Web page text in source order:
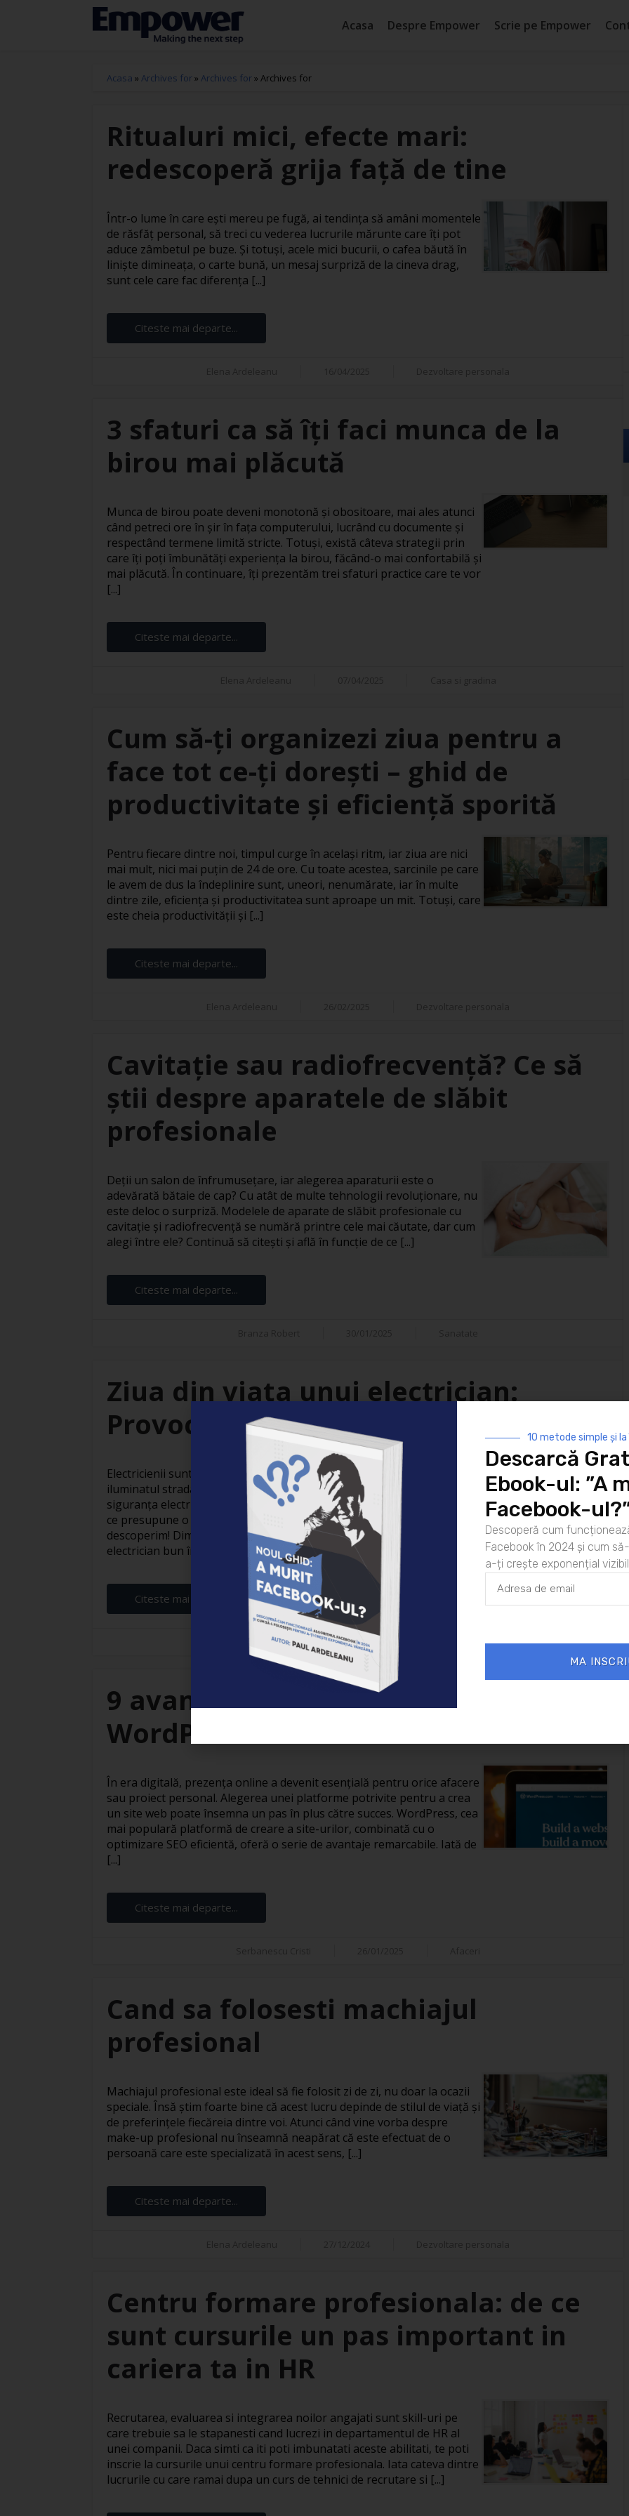
Acasa Despre Empower Scrie pe Empower
Acasa » Archives for» Archives for» Archives for
Ritualuri mici, efecte mari:
redescoperă grija față de tine
Într-o lume în care ești mereu pe fugă, ai tendința să amâni momentele
de răsfăț personal, să treci cu vederea lucrurile mărunte care îți pot
aduce zâmbetul pe buze. Și totuși, acele mici bucurii, o cafea băută în
liniște dimineața, o carte bună, un mesaj surpriză de la cineva drag,
sunt cele care fac diferența [...]
Citeste mai departe...
3 sfaturi ca să îți faci munca de la
birou mai plăcută
Munca de birou poate deveni monotonă și obositoare, mai ales atunci
când petreci ore în șir în fața computerului, lucrând cu documente și
respectând termene limită stricte. Totuși, există câteva strategii prin
care îți poți îmbunătăți experiența la birou, făcând-o mai confortabilă și
mai plăcută. În continuare, îți prezentăm trei sfaturi practice care te vor
[...]
Citeste mai departe...
Cum să-ți organizezi ziua pentru a
face tot ce-ți dorești – ghid de
productivitate și eficiență sporită
Pentru fiecare dintre noi, timpul curge în același ritm, iar ziua are nici
mai mult, nici mai puțin de 24 de ore. Cu toate acestea, sarcinile pe care
le avem de dus la îndeplinire sunt, uneori, nenumărate, iar în multe
dintre zile, eficiența și productivitatea sunt aproape un mit. Totuși, care
este cheia productivității și [...]
Citeste mai departe...
Cavitație sau radiofrecvență? Ce să
știi despre aparatele de slăbit
profesionale
Deții un salon de înfrumusețare, iar alegerea aparaturii este o
adevărată bătaie de cap? Cu atât de multe tehnologii revoluționare, nu
este deloc o surpriză. Modelele de aparate de slăbit profesionale cu
cavitație și radiofrecvență se numără printre cele mai căutate, dar cum
alegi între ele? Continuă să citești și află în funcție de ce [...]
Citeste mai departe...
Ziua din viața unui electrician:
Provocări și satisfacții
Electricienii sunt adevărați eroi invizibili ai vieții moderne. De la
iluminatul stradal care face orașele să strălucească noaptea până la
siguranța electrică din locuințe, activitatea lor este indispensabilă. Dar
ce presupune o zi obișnuită din viața unui electrician? Hai să
descoperim! Dimineața devreme: Pregătirea pentru zi Ziua unui
electrician bun începe devreme. Cu o ceașcă [...]
Citeste mai departe...
Elena Ardeleanu 26/01/2025
9 avantaje ale creării unui site în
WordPress
În era digitală, prezența online a devenit esențială pentru orice afacere
sau proiect personal. Alegerea unei platforme potrivite pentru a crea
un site web poate însemna un pas în plus către succes. WordPress, cea
mai populară platformă de creare a site-urilor, combinată cu o
optimizare SEO eficientă, oferă o serie de avantaje remarcabile. Iată de
[...]
Citeste mai departe...
Cand sa folosesti machiajul
profesional
Machiajul profesional este ideal să fie folosit zi de zi, nu doar la ocazii
speciale. Însă știm foarte bine că acest lucru depinde de stilul de viață și
de preferințele fiecăreia dintre voi. Atunci când vine vorba despre
make-up profesional nu înseamnă neapărat că este efectuat de o
persoană care este specializată în acest sens, [...]
Citeste mai departe...
Centru formare profesionala: de ce
sunt cursurile un pas important in
cariera ta in HR
Recrutarea, evaluarea si integrarea noilor angajati sunt skill-uri pe
care trebuie sa le stapanesti cand lucrezi in departamentul de HR al
unei companii. Daca simti ca iti poti imbunatati aceste abilitati, te poti
inscrie la cursurile unui centru formare profesionala. Iata cateva dintre
lucrurile cu care ramai dupa un curs de tehnici de recrutare si [...]
10 metode simple și
Descarcă
Ebook-ul: ”A
Facebook-
Descoperă cum
Facebook în 2024 și cum
a-ți crește exponențial
MA